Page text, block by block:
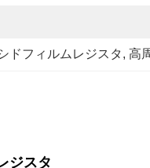
ドフィルムレジスタ, 高
ジスタ